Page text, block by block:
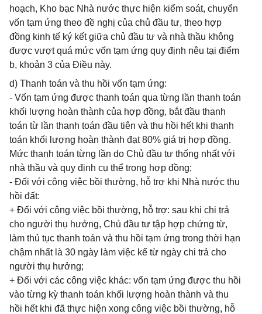
hoạch, Kho bạc Nhà nước thực hiện kiểm soát, chuyển
vốn tạm ứng theo đề nghị của chủ đầu tư, theo hợp
đồng kinh tế ký kết giữa chủ đầu tư và nhà thầu không
được vượt quá mức vốn tạm ứng quy định nêu tại điểm
b, khoản 3 của Điều này.
d) Thanh toán và thu hồi vốn tạm ứng:
- Vốn tạm ứng được thanh toán qua từng lần thanh toán
khối lượng hoàn thành của hợp đồng, bắt đầu thanh
toán từ lần thanh toán đầu tiên và thu hồi hết khi thanh
toán khối lượng hoàn thành đạt 80% giá trị hợp đồng.
Mức thanh toán từng lần do Chủ đầu tư thống nhất với
nhà thầu và quy định cụ thể trong hợp đồng;
- Đối với công việc bồi thường, hỗ trợ khi Nhà nước thu
hồi đất:
+ Đối với công việc bồi thường, hỗ trợ: sau khi chi trả
cho người thụ hưởng, Chủ đầu tư tập hợp chứng từ,
làm thủ tục thanh toán và thu hồi tạm ứng trong thời hạn
chậm nhất là 30 ngày làm việc kể từ ngày chi trả cho
người thụ hưởng;
+ Đối với các công việc khác: vốn tạm ứng được thu hồi
vào từng kỳ thanh toán khối lượng hoàn thành và thu
hồi hết khi đã thực hiện xong công việc bồi thường, hỗ